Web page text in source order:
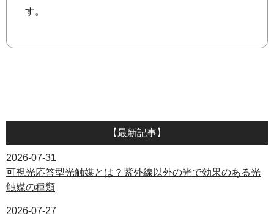
す。
【最新記事】
2026-07-31
可視光応答型光触媒とは？紫外線以外の光で効果のある光
触媒の種類
2026-07-27